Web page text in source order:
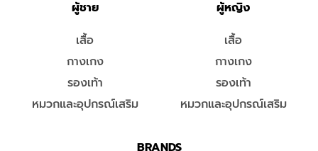
ผู้ชาย
เสื้อ
กางเกง
รองเท้า
หมวกและอุปกรณ์เสริม
ผู้หญิง
เสื้อ
กางเกง
รองเท้า
หมวกและอุปกรณ์เสริม